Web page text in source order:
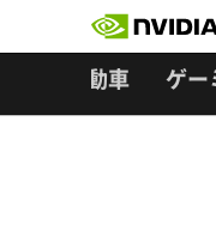
自動車 ゲー